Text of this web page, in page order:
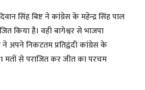
सिंह बिष्ट ने कांग्रेस के महेन्द्र सिंह पाल
किया है। वही बागेश्वर से भाजपा
ने अपने निकटतम प्रतिद्वंदी कांग्रेस के
मतों से पराजित कर जीत का परचम